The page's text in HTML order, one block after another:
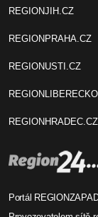
REGIONJIH.CZ
REGIONPRAHA.CZ
REGIONUSTI.CZ
REGIONHRADEC.CZ
Portál